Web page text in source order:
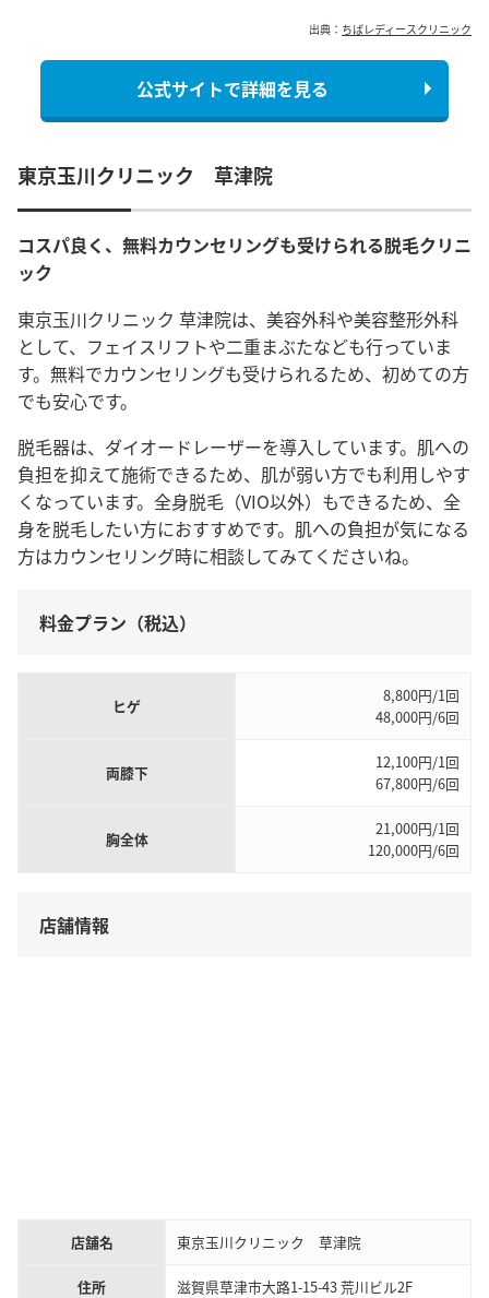
出典： ちばレディースクリニック
公式サイトで詳細を見る
東京玉川クリニック 草津院
コスパ良く、無料カウンセリングも受けられる脱毛クリニ
ック
東京玉川クリニック 草津院は、美容外科や美容整形外科
として、フェイスリフトや二重まぶたなども行っていま
す。無料でカウンセリングも受けられるため、初めての方
でも安心です。
脱毛器は、ダイオードレーザーを導入しています。肌への
負担を抑えて施術できるため、肌が弱い方でも利用しやす
くなっています。全身脱毛（VIO以外）もできるため、全
身を脱毛したい方におすすめです。肌への負担が気になる
方はカウンセリング時に相談してみてくださいね。
料金プラン（税込）
ヒゲ
8,800円/1回
48,000円/6回
両膝下
12,100円/1回
67,800円/6回
胸全体
21,000円/1回
120,000円/6回
店舗情報
店舗名 東京玉川クリニック 草津院
住所 滋賀県草津市大路1-15-43 荒川ビル2F